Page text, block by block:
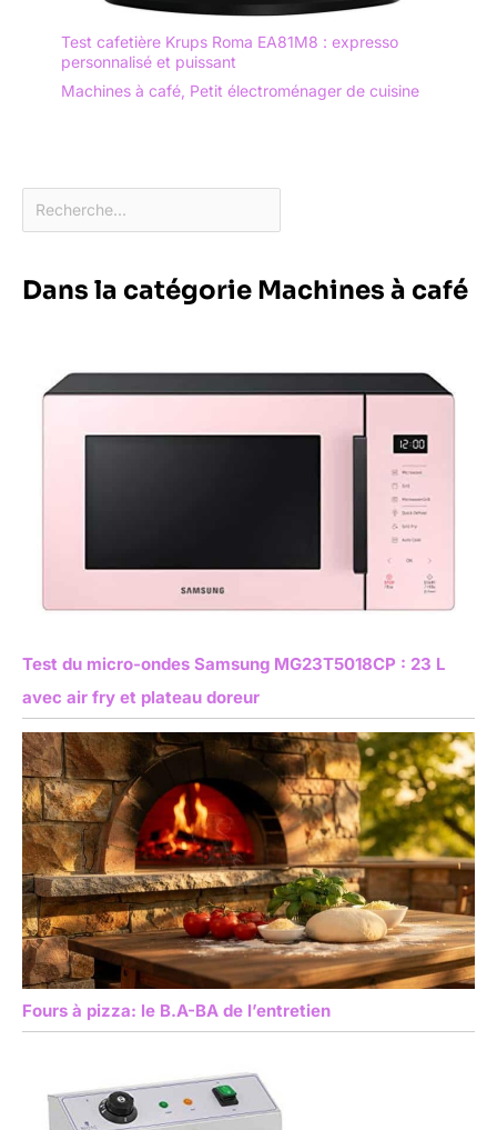
Test cafetière Krups Roma EA81M8 : expresso
personnalisé et puissant
Machines à café Petit électroménager de cuisine
Dans la catégorie Machines à café
Test du micro-ondes Samsung MG23T5018CP : 23 L
avec air fry et plateau doreur
Fours à pizza: le B.A-BA de l’entretien